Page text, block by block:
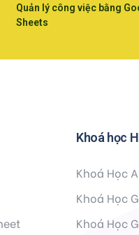
Quản lý công việc bằng
Sheets
Khoá học
Khoá Học
Khoá Học
Khoá Học